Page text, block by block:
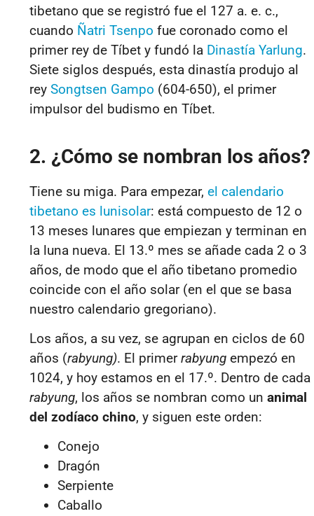
tibetano que se registró fue el 127 a. e. c.,
cuando Ñatri Tsenpo fue coronado como el
primer rey de Tíbet y fundó la Dinastía Yarlung.
Siete siglos después, esta dinastía produjo al
rey Songtsen Gampo (604-650), el primer
impulsor del budismo en Tíbet.
2. ¿Cómo se nombran los años?
Tiene su miga. Para empezar, el calendario
tibetano es lunisolar: está compuesto de 12 o
13 meses lunares que empiezan y terminan en
la luna nueva. El 13.º mes se añade cada 2 o 3
años, de modo que el año tibetano promedio
coincide con el año solar (en el que se basa
nuestro calendario gregoriano).
Los años, a su vez, se agrupan en ciclos de 60
años (rabyung). El primerrabyung empezó en
1024, y hoy estamos en el 17.º. Dentro de cada
rabyung, los años se nombran como un animal
del zodíaco chino, y siguen este orden:
Conejo
Dragón
Serpiente
Caballo